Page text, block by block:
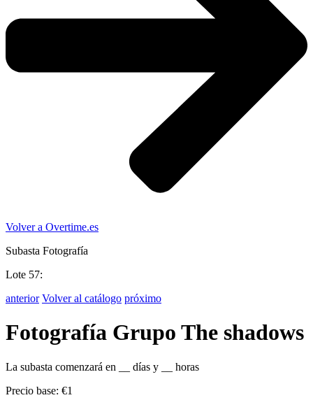
Volver a Overtime.es
Subasta Fotografía
Lote 57:
anterior Volver al catálogo próximo
Fotografía Grupo The shadows
La subasta comenzará en días y
horas
Precio base: €1